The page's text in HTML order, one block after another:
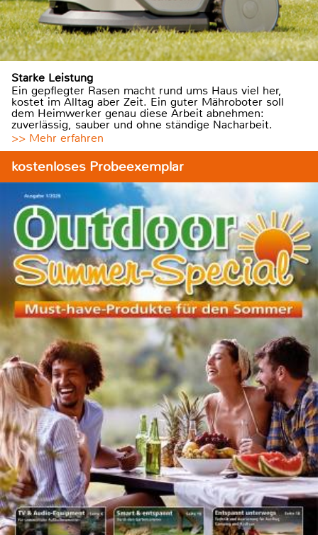
Starke Leistung
Ein gepflegter Rasen macht rund ums Haus viel her,
kostet im Alltag aber Zeit. Ein guter Mähroboter soll
dem Heimwerker genau diese Arbeit abnehmen:
zuverlässig, sauber und ohne ständige Nacharbeit.
>> Mehr erfahren
kostenloses Probeexemplar